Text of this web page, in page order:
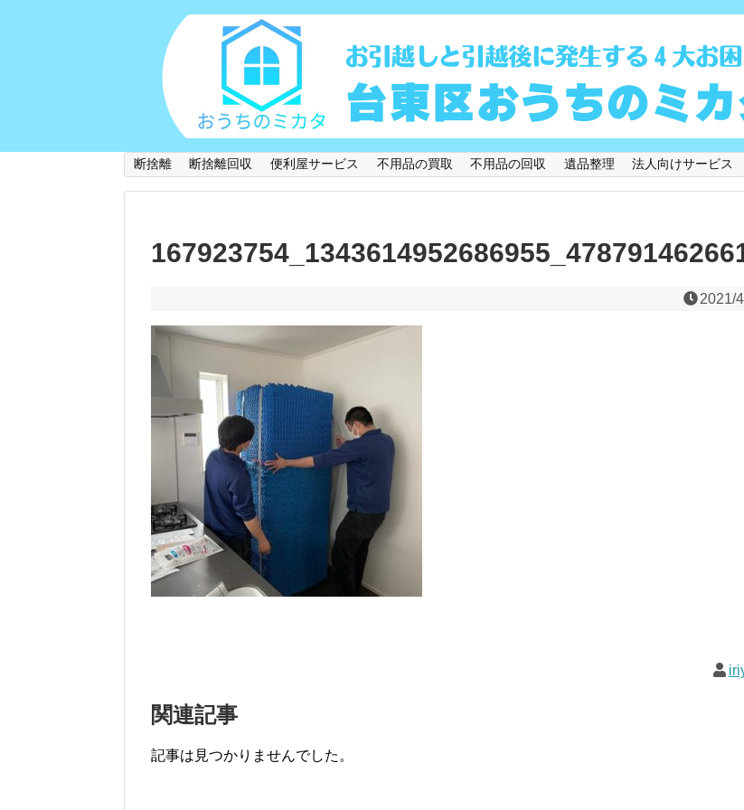
断捨離 断捨離回収 便利屋サービス 不用品の買取 不用品の回収 遺品整理 法人向けサービス
2021/
関連記事
記事は見つかりませんでした。